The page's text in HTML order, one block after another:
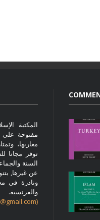
المكتبة
مفتوحة على
مغاربها،
توفر مجانا
السنة
عن غيرها,
ونادرة في
(fobcaf@gmail.com)